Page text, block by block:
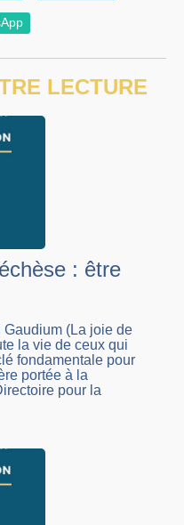
LECTURE
: être
Gaudium (La joie de
la vie de ceux qui
fondamentale pour
portée à la
pour la